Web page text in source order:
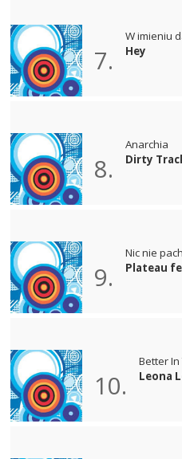
7.
W imieniu
Hey
8.
Anarchia
Dirty
9.
Nic nie
Plateau
10.
Better In
Leona